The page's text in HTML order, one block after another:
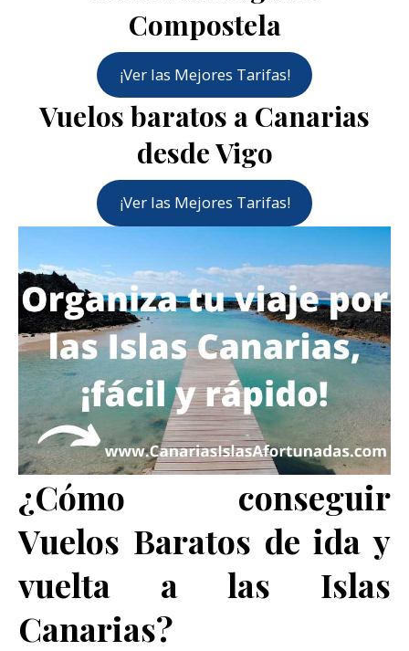
Compostela
¡Ver las Mejores Tarifas!
Vuelos baratos a Canarias
desde Vigo
¡Ver las Mejores Tarifas!
¿Cómo conseguir
Vuelos Baratos de ida y
vuelta a las Islas
Canarias?